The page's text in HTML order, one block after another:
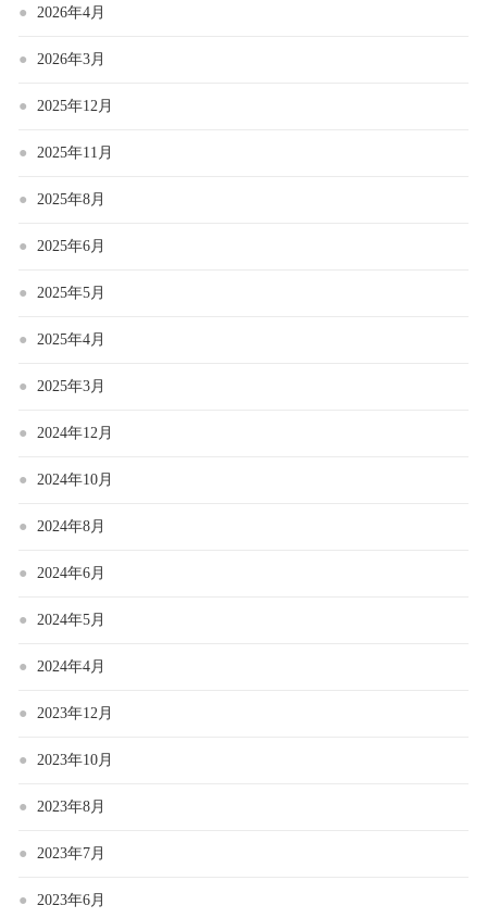
2026年4月
2026年3月
2025年12月
2025年11月
2025年8月
2025年6月
2025年5月
2025年4月
2025年3月
2024年12月
2024年10月
2024年8月
2024年6月
2024年5月
2024年4月
2023年12月
2023年10月
2023年8月
2023年7月
2023年6月